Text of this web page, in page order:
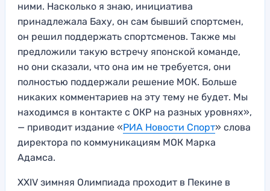
ними. Насколько я знаю, инициатива
принадлежала Баху, он сам бывший спортсмен,
он решил поддержать спортсменов. Также мы
предложили такую встречу японской команде,
но они сказали, что она им не требуется, они
полностью поддержали решение МОК. Больше
никаких комментариев на эту тему не будет. Мы
находимся в контакте с ОКР на разных уровнях»,
— приводит издание «РИА Новости Спорт» слова
директора по коммуникациям МОК Марка
Адамса.
XXIV зимняя Олимпиада проходит в Пекине в